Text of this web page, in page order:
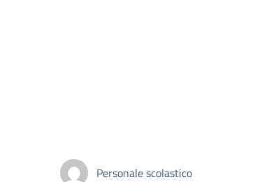
Personale scolastico